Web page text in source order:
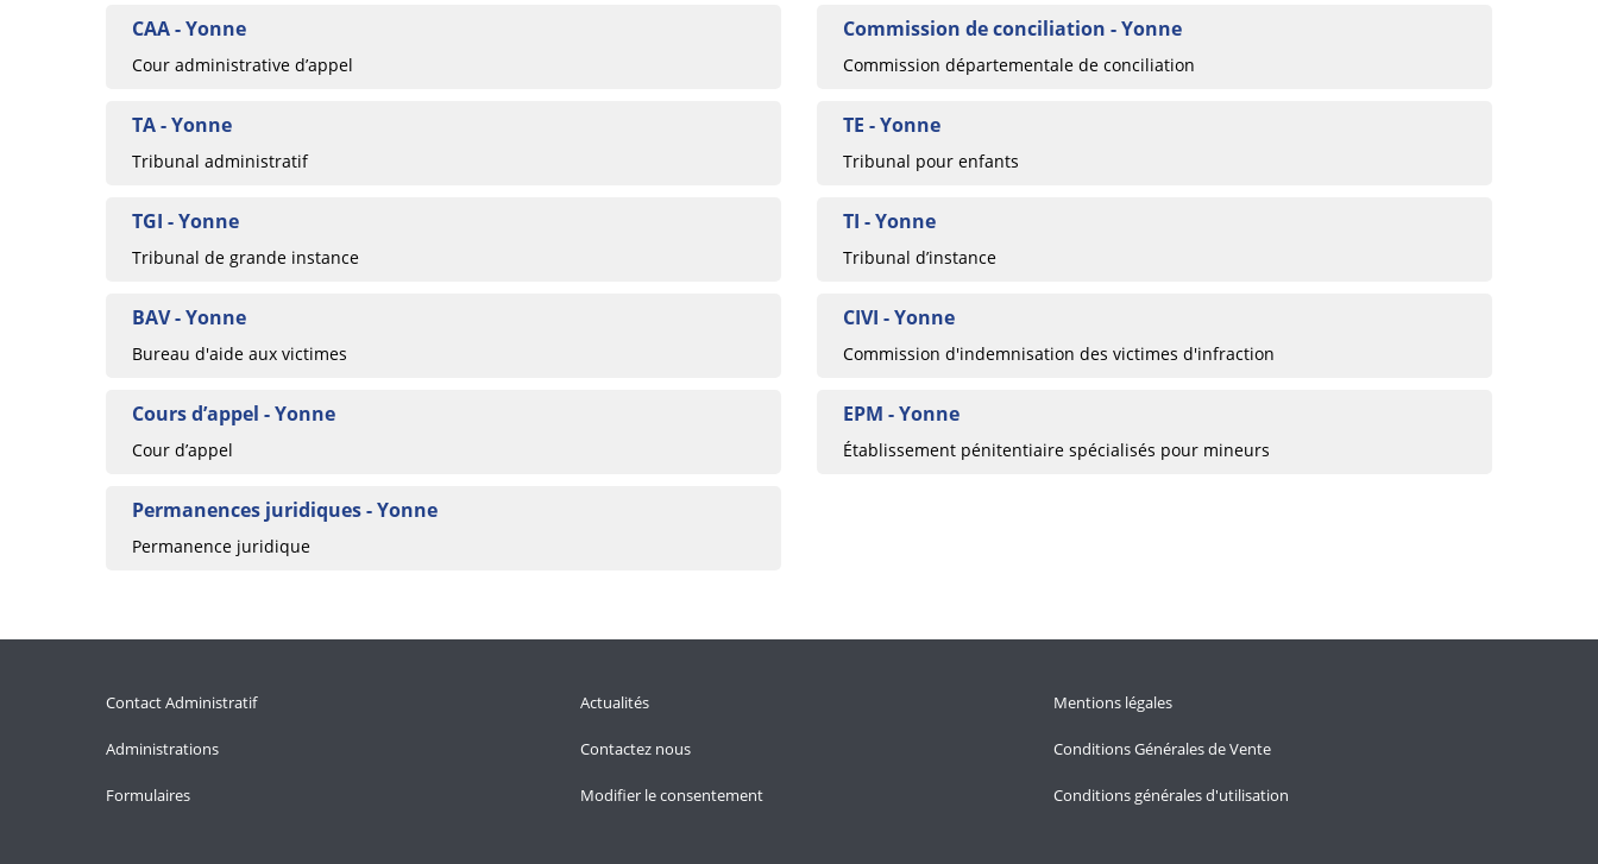
CAA - Yonne
Cour administrative d’appel
Commission de conciliation - Yonne
Commission départementale de conciliation
TA - Yonne
Tribunal administratif
TE - Yonne
Tribunal pour enfants
TGI - Yonne
Tribunal de grande instance
TI - Yonne
Tribunal d’instance
BAV - Yonne
Bureau d'aide aux victimes
CIVI - Yonne
Commission d'indemnisation des victimes d'infraction
Cours d’appel - Yonne
Cour d’appel
EPM - Yonne
Établissement pénitentiaire spécialisés pour mineurs
Permanences juridiques - Yonne
Permanence juridique
Contact Administratif
Administrations
Formulaires
Actualités
Contactez nous
Modifier le consentement
Mentions légales
Conditions Générales de Vente
Conditions générales d'utilisation